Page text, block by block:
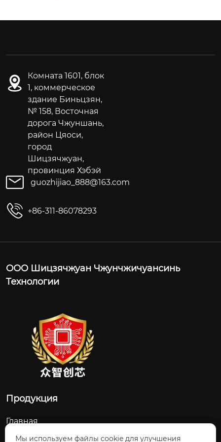
Комната 1601, блок
1, коммерческое
здание Биньцзян,
№ 158, Восточная
дорога Чжуншань,
район Цяоси,
город
Шицзячжуан,
провинция Хэбэй
guozhijiao_888@163.com
+86-311-86078293
ООО Шицзячжуан Чжунчжичуансинь
Технологии
Продукция
Главная
О Нас
Мы используем файлы cookie для улучшения